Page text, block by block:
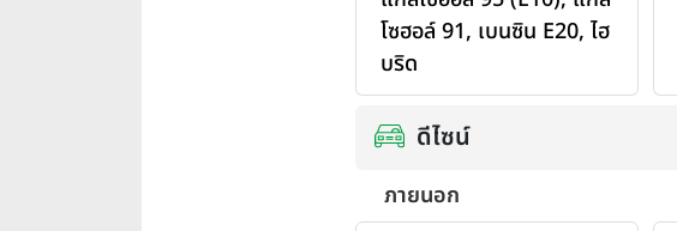
โซฮอล์ 91, เบนซิน E20, ไฮ
บริด
ดีไซน์
ภายนอก